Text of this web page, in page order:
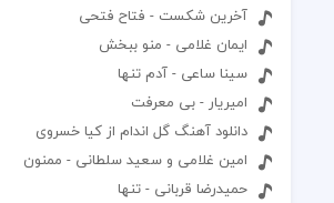
آخرین شکست - فتاح فتحی
ایمان غلامی - منو ببخش
سینا ساعی - آدم تنها
امیریار - بی معرفت
دانلود آهنگ گل اندام از کیا خسروی
امین غلامی و سعید سلطانی - ممنون
حمیدرضا قربانی - تنها